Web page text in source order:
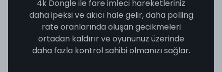
4k Dongle ile fare imleci hareketleriniz
daha ipeksi ve akıcı hale gelir, daha polling
rate oranlarında oluşan gecikmeleri
ortadan kaldırır ve oyununuz üzerinde
daha fazla kontrol sahibi olmanızı sağlar.